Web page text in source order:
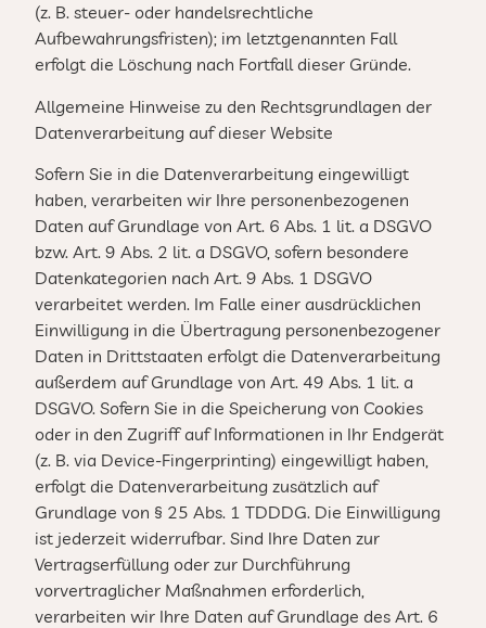
(z. B. steuer- oder handelsrechtliche
Aufbewahrungsfristen); im letztgenannten Fall
erfolgt die Löschung nach Fortfall dieser Gründe.
Allgemeine Hinweise zu den Rechtsgrundlagen der
Datenverarbeitung auf dieser Website
Sofern Sie in die Datenverarbeitung eingewilligt
haben, verarbeiten wir Ihre personenbezogenen
Daten auf Grundlage von Art. 6 Abs. 1 lit. a DSGVO
bzw. Art. 9 Abs. 2 lit. a DSGVO, sofern besondere
Datenkategorien nach Art. 9 Abs. 1 DSGVO
verarbeitet werden. Im Falle einer ausdrücklichen
Einwilligung in die Übertragung personenbezogener
Daten in Drittstaaten erfolgt die Datenverarbeitung
außerdem auf Grundlage von Art. 49 Abs. 1 lit. a
DSGVO. Sofern Sie in die Speicherung von Cookies
oder in den Zugriff auf Informationen in Ihr Endgerät
(z. B. via Device-Fingerprinting) eingewilligt haben,
erfolgt die Datenverarbeitung zusätzlich auf
Grundlage von § 25 Abs. 1 TDDDG. Die Einwilligung
ist jederzeit widerrufbar. Sind Ihre Daten zur
Vertragserfüllung oder zur Durchführung
vorvertraglicher Maßnahmen erforderlich,
verarbeiten wir Ihre Daten auf Grundlage des Art. 6